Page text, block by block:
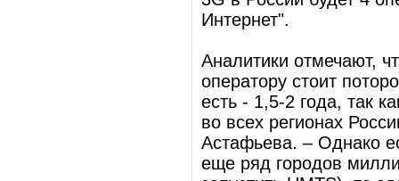
Интернет".
Аналитики отмечают,
оператору стоит
есть - 1,5-2 года, так
во всех регионах
Астафьева. – Однако
еще ряд городов